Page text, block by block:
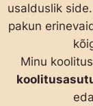
usalduslik
pakun
Minu